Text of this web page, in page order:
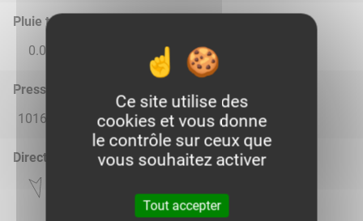
Pluie total
0.0
0.0
Pression atmosphérique (hPa)
1016.0
1016.0 1017.0 1017.0 1015.0
Direction du vent
Ce site utilise des
cookies et vous donne
le contrôle sur ceux que
vous souhaitez activer
Tout accepter